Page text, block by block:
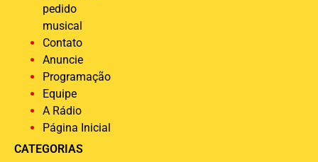
pedido
musical
Contato
Anuncie
Programação
Equipe
A Rádio
Página Inicial
CATEGORIAS